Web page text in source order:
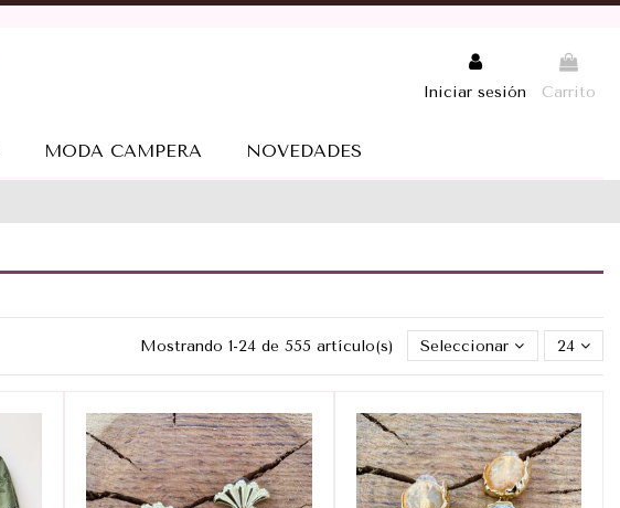
Iniciar sesión Carrito
MODA CAMPERA NOVEDADES
Mostrando 1-24 de 555 artículo(s) Seleccionar 24